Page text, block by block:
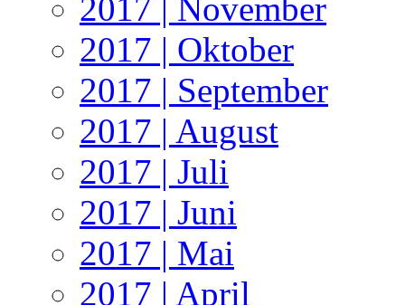
2017 | November
2017 | Oktober
2017 | September
2017 | August
2017 | Juli
2017 | Juni
2017 | Mai
2017 | April